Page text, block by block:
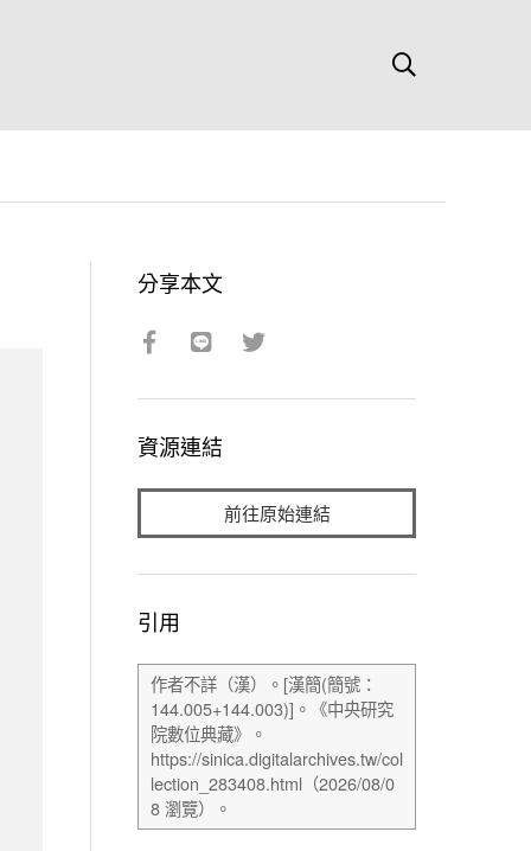
分享本文
資源連結
前往原始連結
引用